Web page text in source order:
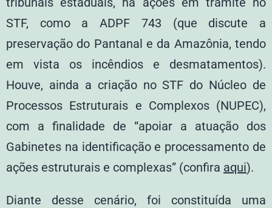
STF, como a ADPF 743 (que discute a
preservação do Pantanal e da Amazônia, tendo
em vista os incêndios e desmatamentos).
Houve, ainda a criação no STF do Núcleo de
Processos Estruturais e Complexos (NUPEC),
com a finalidade de “apoiar a atuação dos
Gabinetes na identificação e processamento de
ações estruturais e complexas” (confira aqui).
Diante desse cenário, foi constituída uma